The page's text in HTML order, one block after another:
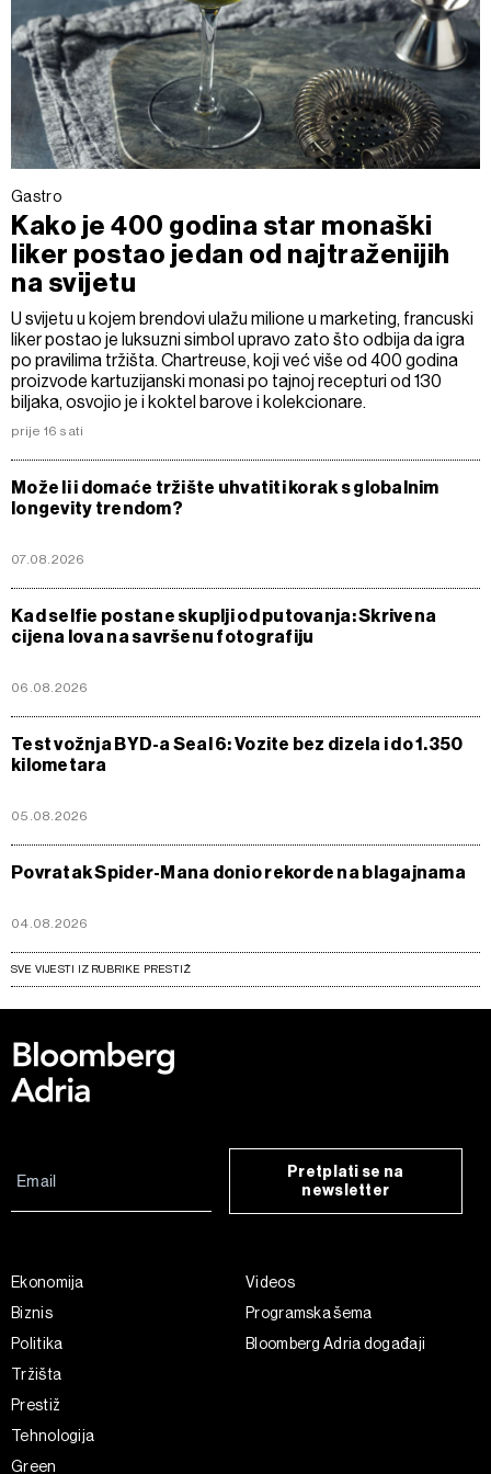
Gastro
Kako je 400 godina star monaški
liker postao jedan od najtraženijih
na svijetu
U svijetu u kojem brendovi ulažu milione u marketing, francuski
liker postao je luksuzni simbol upravo zato što odbija da igra
po pravilima tržišta. Chartreuse, koji već više od 400 godina
proizvode kartuzijanski monasi po tajnoj recepturi od 130
biljaka, osvojio je i koktel barove i kolekcionare.
prije 16 sati
Može li i domaće tržište uhvatiti korak s globalnim
longevity trendom?
07.08.2026
Kad selfie postane skuplji od putovanja: Skrivena
cijena lova na savršenu fotografiju
06.08.2026
Test vožnja BYD-a Seal 6: Vozite bez dizela i do 1.350
kilometara
05.08.2026
Povratak Spider-Mana donio rekorde na blagajnama
04.08.2026
SVE VIJESTI IZ RUBRIKE PRESTIŽ
Pretplati se na
newsletter
Ekonomija
Biznis
Politika
Tržišta
Prestiž
Tehnologija
Green
Videos
Programska šema
Bloomberg Adria događaji